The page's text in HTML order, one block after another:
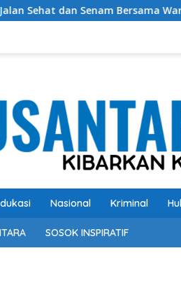
Bersama Warga Untuk
Nasional Kriminal
SOSOK INSPIRATIF